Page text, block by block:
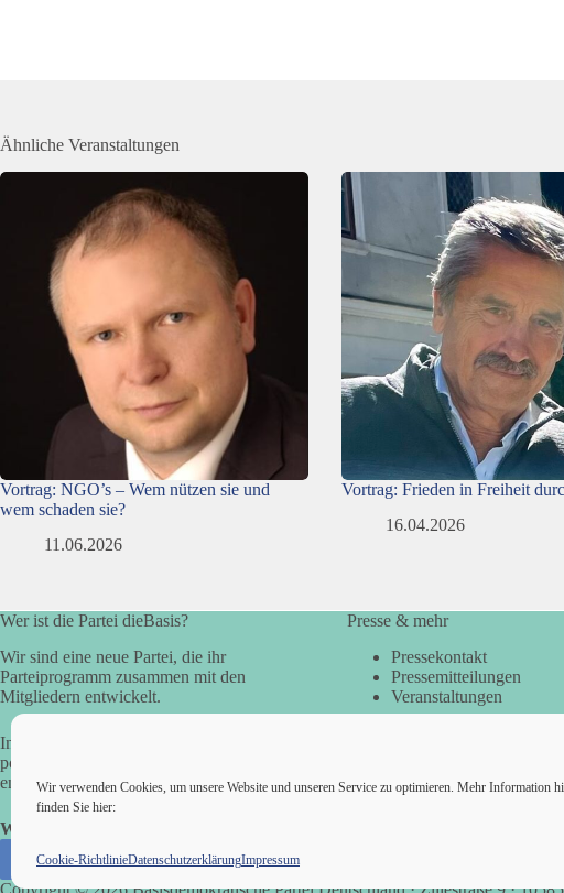
Wir verwenden Cookies, um unsere Website und unseren Service zu optimieren. Mehr Information
finden Sie hier:
Cookie-RichtlinieDatenschutzerklärungImpressum
Ähnliche Veranstaltungen
Vortrag: NGO’s – Wem nützen sie und
wem schaden sie?
11.06.2026
Vortrag: Frieden in Freiheit
16.04.2026
Wer ist die Partei dieBasis?
Wir sind eine neue Partei, die ihr
Parteiprogramm zusammen mit den
Mitgliedern entwickelt.
In der Basisdemokratie werden die
politischen Fragen direkt vom Volk
entschieden.
Wir alle sind die Basis!
Presse & mehr
Pressekontakt
Pressemitteilungen
Veranstaltungen
Copyright © 2026 Basisdemokratische Partei Deutschland · Zillestraße 9 ·